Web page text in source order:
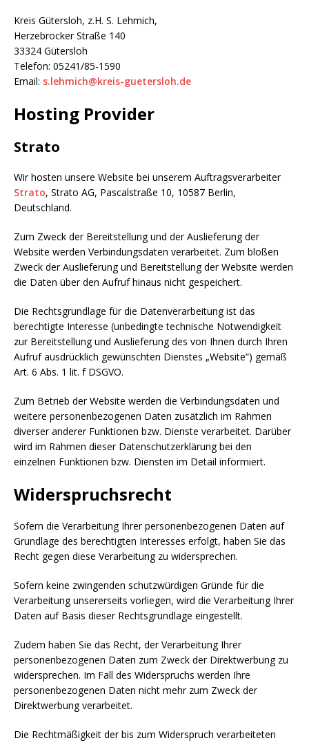
Kreis Gütersloh, z.H. S. Lehmich,
Herzebrocker Straße 140
33324 Gütersloh
Telefon: 05241/85-1590
Email: s.lehmich@kreis-guetersloh.de
Hosting Provider
Strato
Wir hosten unsere Website bei unserem Auftragsverarbeiter
Strato, Strato AG, Pascalstraße 10, 10587 Berlin,
Deutschland.
Zum Zweck der Bereitstellung und der Auslieferung der
Website werden Verbindungsdaten verarbeitet. Zum bloßen
Zweck der Auslieferung und Bereitstellung der Website werden
die Daten über den Aufruf hinaus nicht gespeichert.
Die Rechtsgrundlage für die Datenverarbeitung ist das
berechtigte Interesse (unbedingte technische Notwendigkeit
zur Bereitstellung und Auslieferung des von Ihnen durch Ihren
Aufruf ausdrücklich gewünschten Dienstes „Website“) gemäß
Art. 6 Abs. 1 lit. f DSGVO.
Zum Betrieb der Website werden die Verbindungsdaten und
weitere personenbezogenen Daten zusätzlich im Rahmen
diverser anderer Funktionen bzw. Dienste verarbeitet. Darüber
wird im Rahmen dieser Datenschutzerklärung bei den
einzelnen Funktionen bzw. Diensten im Detail informiert.
Widerspruchsrecht
Sofern die Verarbeitung Ihrer personenbezogenen Daten auf
Grundlage des berechtigten Interesses erfolgt, haben Sie das
Recht gegen diese Verarbeitung zu widersprechen.
Sofern keine zwingenden schutzwürdigen Gründe für die
Verarbeitung unsererseits vorliegen, wird die Verarbeitung Ihrer
Daten auf Basis dieser Rechtsgrundlage eingestellt.
Zudem haben Sie das Recht, der Verarbeitung Ihrer
personenbezogenen Daten zum Zweck der Direktwerbung zu
widersprechen. Im Fall des Widerspruchs werden Ihre
personenbezogenen Daten nicht mehr zum Zweck der
Direktwerbung verarbeitet.
Die Rechtmäßigkeit der bis zum Widerspruch verarbeiteten